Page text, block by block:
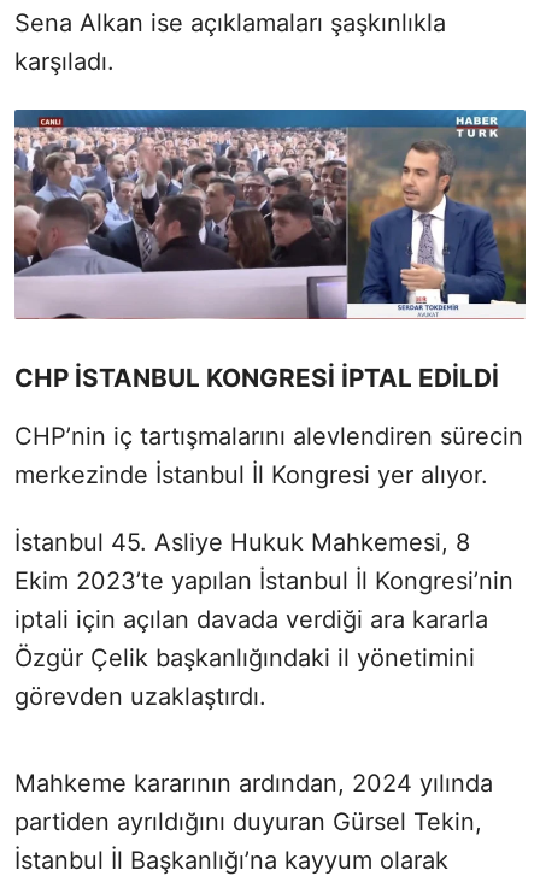
Sena Alkan ise açıklamaları şaşkınlıkla
karşıladı.
CHP İSTANBUL KONGRESİ İPTAL EDİLDİ
CHP’nin iç tartışmalarını alevlendiren sürecin
merkezinde İstanbul İl Kongresi yer alıyor.
İstanbul 45. Asliye Hukuk Mahkemesi, 8
Ekim 2023’te yapılan İstanbul İl Kongresi’nin
iptali için açılan davada verdiği ara kararla
Özgür Çelik başkanlığındaki il yönetimini
görevden uzaklaştırdı.
Mahkeme kararının ardından, 2024 yılında
partiden ayrıldığını duyuran Gürsel Tekin,
İstanbul İl Başkanlığı’na kayyum olarak